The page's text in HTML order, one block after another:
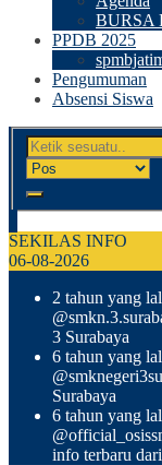
BURSA
PPDB 2025
Pengumuman
Absensi Siswa
SEKILAS INFO
06-08-2026
2 tahun yang
3 Surabaya
6 tahun yang
Surabaya
6 tahun yang
info terbaru